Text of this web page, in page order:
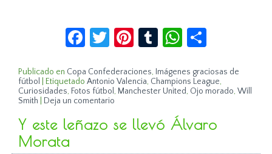
Facebook
Twitter
Pinterest
TumblrWhatsApp
Publicado en Copa Confederaciones, Imágenes graciosas de
fútbol
Etiquetado Antonio Valencia, Champions League,
Curiosidades, Fotos fútbol, Manchester United, Ojo morado,Will
Smith
Deja un comentario
Y este leñazo se llevó Álvaro
Morata